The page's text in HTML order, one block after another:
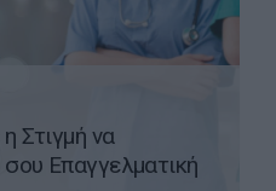
Στιγμή να
Επαγγελματική